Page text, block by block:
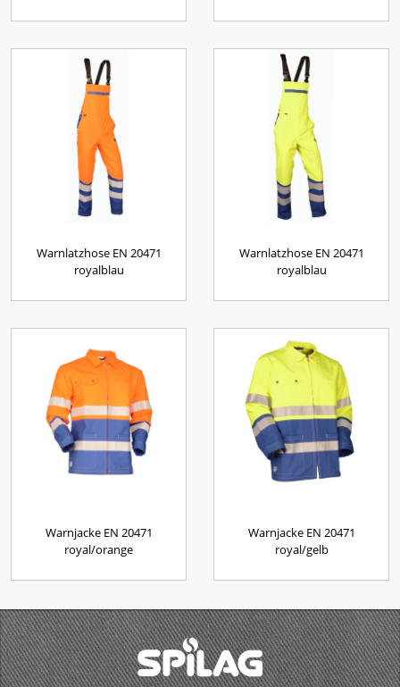
Warnlatzhose EN 20471
royalblau
Warnlatzhose EN 20471
royalblau
Warnjacke EN 20471
royal/orange
Warnjacke EN 20471
royal/gelb